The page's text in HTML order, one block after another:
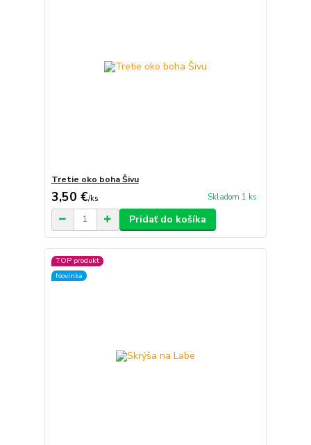
Tretie oko boha Šivu
3,50 €/ks Skladom 1 ks
Pridať do košíka
TOP produkt
Novinka